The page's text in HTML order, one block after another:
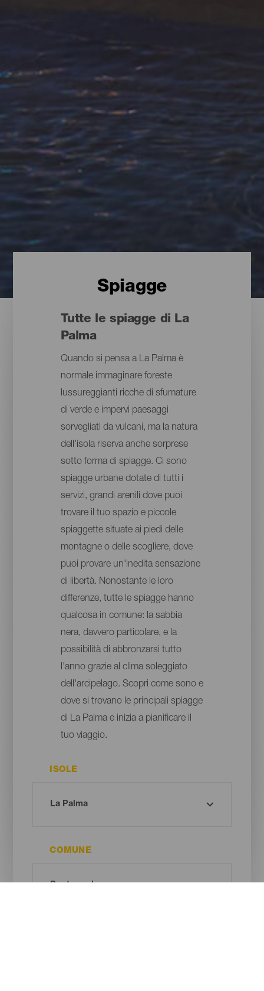
Spiagge
Tutte le spiagge di La
Palma
Quando si pensa a La Palma è
normale immaginare foreste
lussureggianti ricche di sfumature
di verde e impervi paesaggi
sorvegliati da vulcani, ma la natura
dell'isola riserva anche sorprese
sotto forma di spiagge. Ci sono
spiagge urbane dotate di tutti i
servizi, grandi arenili dove puoi
trovare il tuo spazio e piccole
spiaggette situate ai piedi delle
montagne o delle scogliere, dove
puoi provare un'inedita sensazione
di libertà. Nonostante le loro
differenze, tutte le spiagge hanno
qualcosa in comune: la sabbia
nera, davvero particolare, e la
possibilità di abbronzarsi tutto
l'anno grazie al clima soleggiato
dell'arcipelago. Scopri come sono e
dove si trovano le principali spiagge
di La Palma e inizia a pianificare il
tuo viaggio.
ISOLE
COMUNE